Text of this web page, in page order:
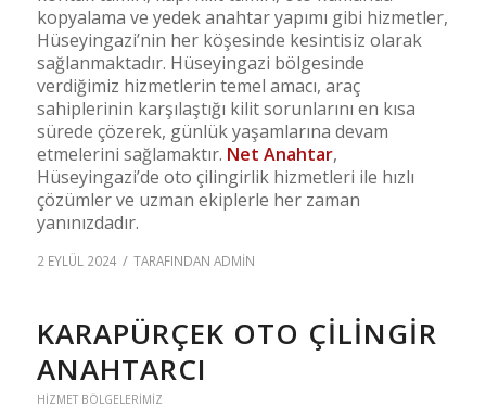
kopyalama ve yedek anahtar yapımı gibi hizmetler,
Hüseyingazi’nin her köşesinde kesintisiz olarak
sağlanmaktadır. Hüseyingazi bölgesinde
verdiğimiz hizmetlerin temel amacı, araç
sahiplerinin karşılaştığı kilit sorunlarını en kısa
sürede çözerek, günlük yaşamlarına devam
etmelerini sağlamaktır. Net Anahtar,
Hüseyingazi’de oto çilingirlik hizmetleri ile hızlı
çözümler ve uzman ekiplerle her zaman
yanınızdadır.
2 EYLÜL 2024 / TARAFINDAN ADMIN
KARAPÜRÇEK OTO ÇILINGIR
ANAHTARCI
HIZMET BÖLGELERIMIZ